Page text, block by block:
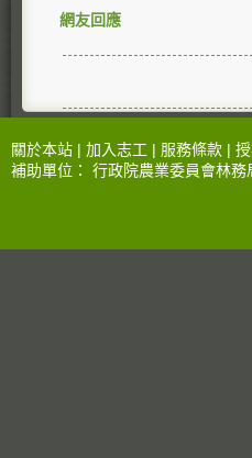
網友回應
關於本站 | 加入志工 | 服務條款 |
補助單位： 行政院農業委員會林務